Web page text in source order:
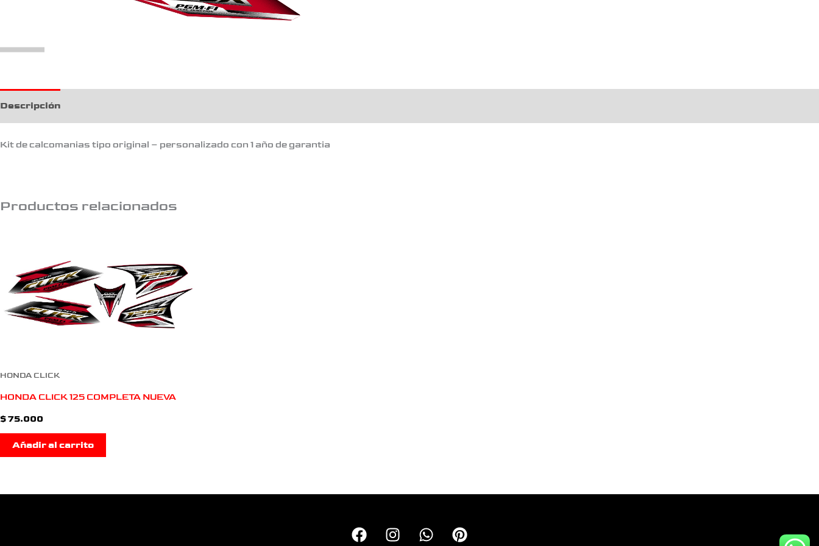
Descripción
Kit de calcomanias tipo original – personalizado con 1 año de garantia
Productos relacionados
HONDA CLICK
HONDA CLICK 125 COMPLETA NUEVA
$75.000
Añadir al carrito